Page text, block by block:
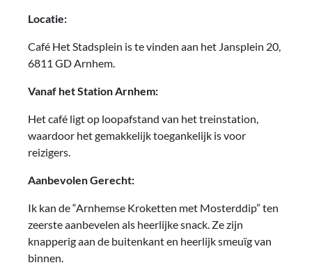
Locatie:
Café Het Stadsplein is te vinden aan het Jansplein 20,
6811 GD Arnhem.
Vanaf het Station Arnhem:
Het café ligt op loopafstand van het treinstation,
waardoor het gemakkelijk toegankelijk is voor
reizigers.
Aanbevolen Gerecht:
Ik kan de “Arnhemse Kroketten met Mosterddip” ten
zeerste aanbevelen als heerlijke snack. Ze zijn
knapperig aan de buitenkant en heerlijk smeuïg van
binnen.